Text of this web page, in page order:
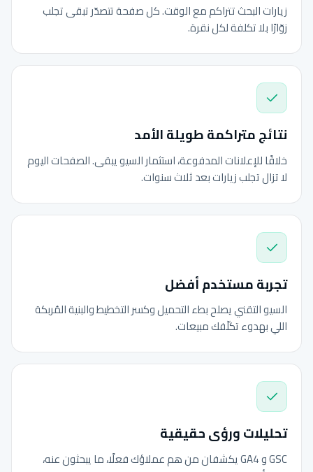
زيارات البحث تتراكم مع الوقت. كل صفحة تتصدّر تبقى تجلب
زوّارًا بلا تكلفة لكل نقرة.
نتائج متراكمة طويلة الأمد
خلافًا للإعلانات المدفوعة، استثمار السيو يبقى. الصفحات اليوم
لا تزال تجلب زيارات بعد ثلاث سنوات.
تجربة مستخدم أفضل
السيو التقني يصلح بطء التحميل وكسر التخطيط والبنية المُربكة
اللي بهدوء تكلّفك مبيعات.
تحليلات ورؤى حقيقية
GSC و GA4 يكشفان من هم عملاؤك فعلًا، ما يبحثون عنه،